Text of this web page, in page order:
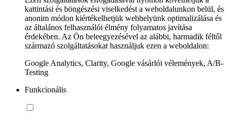
kattintási és böngészési viselkedést a weboldalunkon belül, és
anonim módon kiértékelhetjük webhelyünk optimalizálása és
az általános felhasználói élmény folyamatos javítása
érdekében. Az Ön beleegyezésével az alábbi, harmadik féltől
származó szolgáltatásokat használjuk ezen a weboldalon:
Google Analytics, Clarity, Google vásárlói vélemények, A/B-
Testing
Funkcionális